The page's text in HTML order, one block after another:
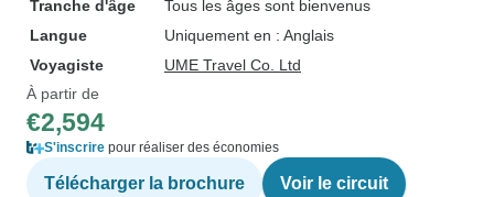
Tranche d'âge
Tous les âges sont bienvenus
Langue
Uniquement en : Anglais
Voyagiste
UME Travel Co. Ltd
À partir de
€2,594
S'inscrire pour réaliser des économies
Télécharger la brochure Voir le circuit